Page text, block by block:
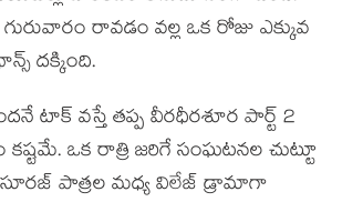
రావడం వల్ల ఒక రోజు ఎక్కువ
దక్కింది.
టాక్ వస్తే తప్ప వీరధీరశూర పార్ట్ 2
ఒక రాత్రి జరిగే సంఘటనల చుట్టూ
సూరజ్ పాత్రల మధ్య విలేజ్ డ్రామాగా